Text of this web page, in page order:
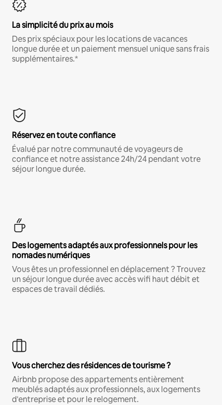
La simplicité du prix au mois
Des prix spéciaux pour les locations de vacances
longue durée et un paiement mensuel unique sans frais
supplémentaires.*
Réservez en toute confiance
Évalué par notre communauté de voyageurs de
confiance et notre assistance 24h/24 pendant votre
séjour longue durée.
Des logements adaptés aux professionnels pour les
nomades numériques
Vous êtes un professionnel en déplacement ? Trouvez
un séjour longue durée avec accès wifi haut débit et
espaces de travail dédiés.
Vous cherchez des résidences de tourisme ?
Airbnb propose des appartements entièrement
meublés adaptés aux professionnels, aux logements
d'entreprise et pour le relogement.